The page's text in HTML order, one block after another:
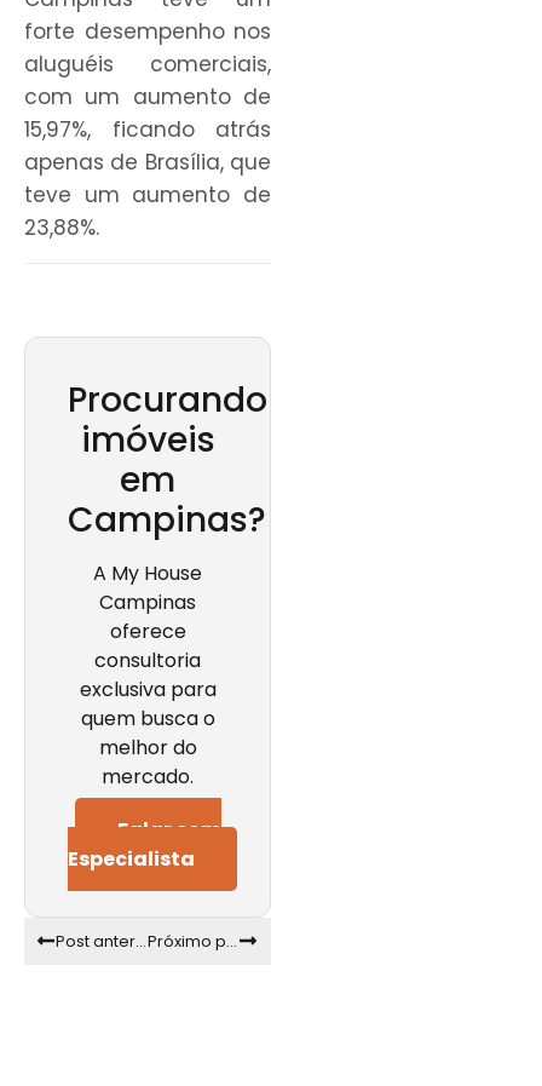
forte desempenho nos
aluguéis comerciais,
com um aumento de
15,97%, ficando atrás
apenas de Brasília, que
teve um aumento de
23,88%.
Procurando
imóveis
em
Campinas?
A My House
Campinas
oferece
consultoria
exclusiva para
quem busca o
melhor do
mercado.
Falar com
Especialista
Post anterior Próximo post